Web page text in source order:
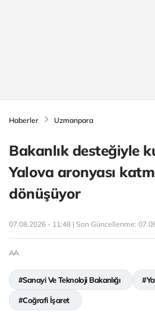
Haberler Uzmanpara
Bakanlık desteğiyle
Yalova aronyası
dönüşüyor
07.08.2026 - 11:48 | Son Güncellenme:
AA
#Sanayi Ve Teknoloji Bakanlığı
#Coğrafi İşaret